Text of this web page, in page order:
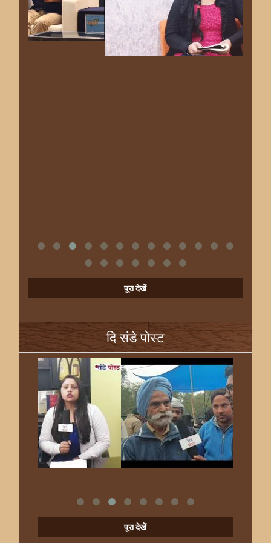
पूरा देखें
दि संडे पोस्ट
पूरा देखें